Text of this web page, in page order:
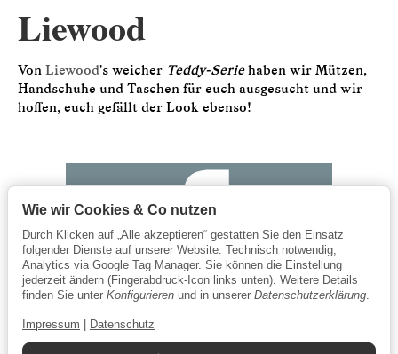
Liewood
Von Liewood's weicher Teddy-Seriehaben wir Mützen,
Handschuhe und Taschen für euch ausgesucht und wir
hoffen, euch gefällt der Look ebenso!
Wie wir Cookies & Co nutzen
Durch Klicken auf „Alle akzeptieren“ gestatten Sie den Einsatz
folgender Dienste auf unserer Website: Technisch notwendig,
Analytics via Google Tag Manager. Sie können die Einstellung
jederzeit ändern (Fingerabdruck-Icon links unten). Weitere Details
finden Sie unter Konfigurieren und in unserer Datenschutzerklärung.
Impressum Datenschutz